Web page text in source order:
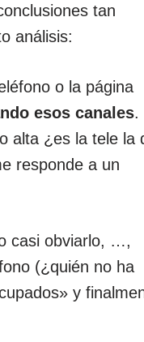
tan
análisis:
o la página
esos canales.
alta ¿es la tele la
responde a un
casi obviarlo, …,
(¿quién no ha
y